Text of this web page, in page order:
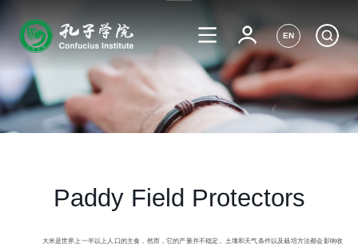
EN
Paddy Field Protectors
大米是世界上一半以上人口的主食，然而，它的产量并不稳定。土壤和天气条件以及栽培方法都会影响收